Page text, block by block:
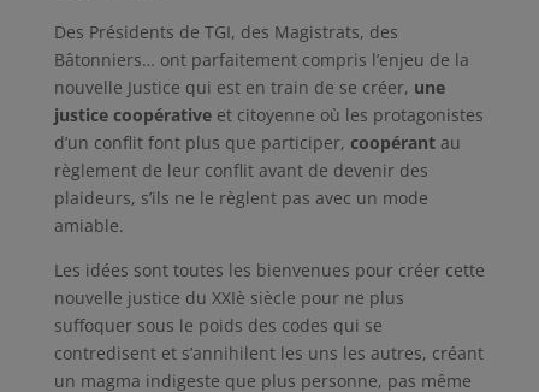
Des Présidents de TGI, des Magistrats, des
Bâtonniers… ont parfaitement compris l’enjeu de la
nouvelle Justice qui est en train de se créer, une
justice coopérativeet citoyenne où les protagonistes
d’un conflit font plus que participer, coopérantau
règlement de leur conflit avant de devenir des
plaideurs, s’ils ne le règlent pas avec un mode
amiable.
Les idées sont toutes les bienvenues pour créer cette
nouvelle justice du XXIè siècle pour ne plus
suffoquer sous le poids des codes qui se
contredisent et s’annihilent les uns les autres, créant
un magma indigeste que plus personne, pas même